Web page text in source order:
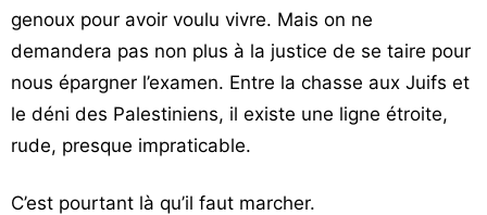
genoux pour avoir voulu vivre. Mais on ne
demandera pas non plus à la justice de se taire pour
nous épargner l’examen. Entre la chasse aux Juifs et
le déni des Palestiniens, il existe une ligne étroite,
rude, presque impraticable.
C’est pourtant là qu’il faut marcher.